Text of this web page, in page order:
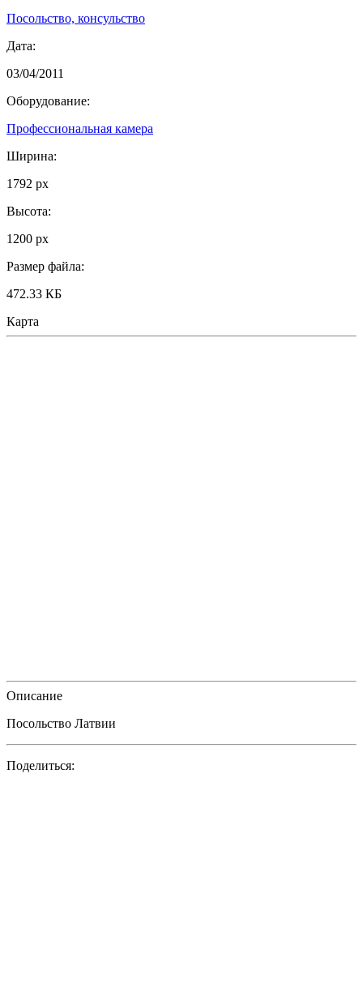
Посольство, консульство
Дата:
03/04/2011
Оборудование:
Профессиональная камера
Ширина:
1792 px
Высота:
1200 px
Размер файла:
472.33 КБ
Карта
Описание
Посольство Латвии
Поделиться: